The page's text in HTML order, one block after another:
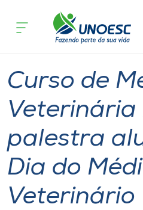
Cursos
Pesquisa
Atendimento ao Estudante
Portal de Ensino
acontece
Curso de
Veterinária
palestra
Dia do
Veterinário